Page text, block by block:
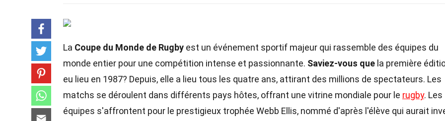
La Coupe du Monde de Rugby est un événement sportif majeur qui rassemble des équipes du
monde entier pour une compétition intense et passionnante. Saviez-vous que la première
eu lieu en 1987? Depuis, elle a lieu tous les quatre ans, attirant des millions de spectateurs. Les
matchs se déroulent dans différents pays hôtes, offrant une vitrine mondiale pour le rugby. Les
équipes s'affrontent pour le prestigieux trophée Webb Ellis, nommé d'après l'élève qui aurait